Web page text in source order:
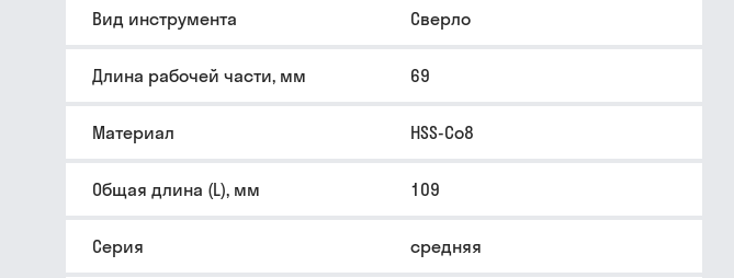
Вид инструмента Сверло
Длина рабочей части, мм 69
Материал HSS-Co8
Общая длина (L), мм 109
Серия средняя